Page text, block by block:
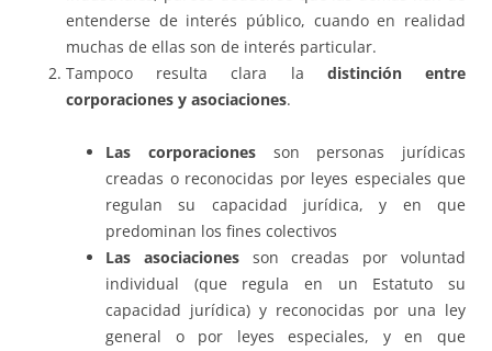
entenderse de interés público, cuando en realidad
muchas de ellas son de interés particular.
Tampoco resulta clara la distinción entre
corporaciones y asociaciones.
Las corporacionesson personas jurídicas
creadas o reconocidas por leyes especiales que
regulan su capacidad jurídica, y en que
predominan los fines colectivos
Las asociacionesson creadas por voluntad
individual (que regula en un Estatuto su
capacidad jurídica) y reconocidas por una ley
general o por leyes especiales, y en que